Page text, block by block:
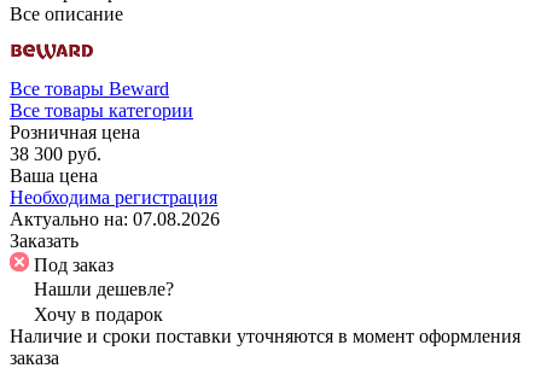
Все описание
Все товары Beward
Все товары категории
Розничная цена
38 300 руб.
Ваша цена
Необходима регистрация
Актуально на: 07.08.2026
Заказать
Под заказ
Нашли дешевле?
Хочу в подарок
Наличие и сроки поставки уточняются в момент оформления
заказа